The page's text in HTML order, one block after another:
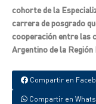
cohorte de la
carrera de posgrado
cooperación entre las
Argentino de la Región
Compartir en
Compartir en